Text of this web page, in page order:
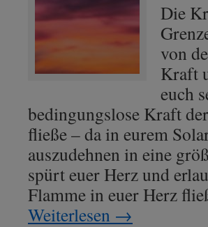
Die
von
Kraft
euch
bedingungslose Kraft
fließe – da in eurem
auszudehnen in eine
spürt euer Herz und
Flamme in euer Herz
Weiterlesen →